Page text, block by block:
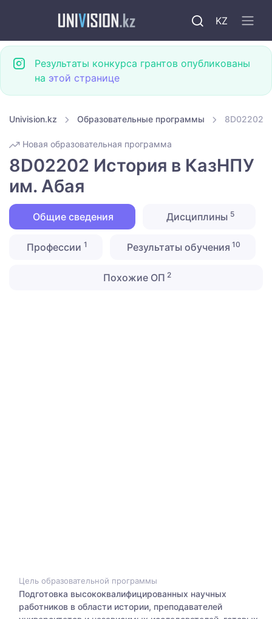
KZ
Результаты конкурса грантов опубликованы
на этой странице
Univision.kz Образовательные программы 8D02202
Новая образовательная программа
8D02202 История в КазНПУ
им. Абая
Общие сведения Дисциплины 5
Профессии 1 Результаты обучения 10
Похожие ОП 2
Цель образовательной программы
Подготовка высококвалифицированных научных
работников в области истории, преподавателей